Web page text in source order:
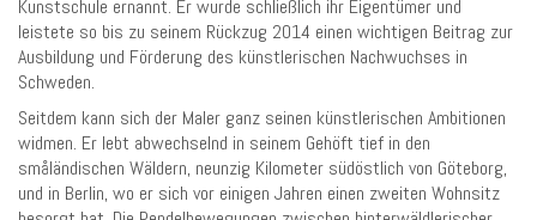
Kunstschule ernannt. Er wurde schließlich ihr Eigentümer und
leistete so bis zu seinem Rückzug 2014 einen wichtigen Beitrag zur
Ausbildung und Förderung des künstlerischen Nachwuchses in
Schweden.
Seitdem kann sich der Maler ganz seinen künstlerischen Ambitionen
widmen. Er lebt abwechselnd in seinem Gehöft tief in den
småländischen Wäldern, neunzig Kilometer südöstlich von Göteborg,
und in Berlin, wo er sich vor einigen Jahren einen zweiten Wohnsitz